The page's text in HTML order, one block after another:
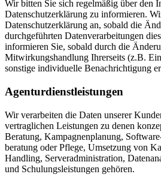
Wir bitten Sie sich regelmäßig über den
Datenschutzerklärung zu informieren.
Datenschutzerklärung an, sobald die
durchgeführten Datenverarbeitungen
informieren Sie, sobald durch die
Mitwirkungshandlung Ihrerseits (z.B.
sonstige individuelle Benachrichtigung
Agenturdienstleistungen
Wir verarbeiten die Daten unserer
vertraglichen Leistungen zu denen
Beratung, Kampagnenplanung,
beratung oder Pflege, Umsetzung von
Handling, Serveradministration,
und Schulungsleistungen gehören.